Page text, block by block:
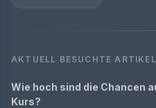
AKTUELL BESUCHTE ARTIKEL
Wie hoch sind die Chancen
Kurs?